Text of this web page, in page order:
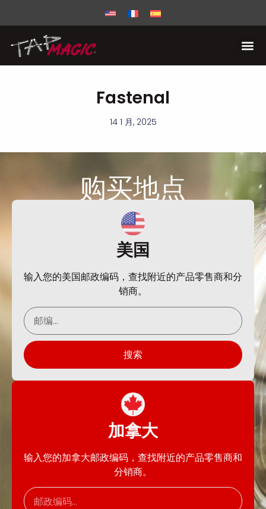
Fastenal
14 1 月, 2025
购买地点
美国
输入您的美国邮政编码，查找附近的产品零售商和分
销商。
搜索
加拿大
输入您的加拿大邮政编码，查找附近的产品零售商和
分销商。